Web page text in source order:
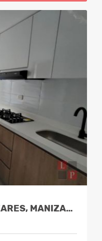
ALQUILER APARTAMENTO ALCAZARES, MANIZALES, COD 9882136